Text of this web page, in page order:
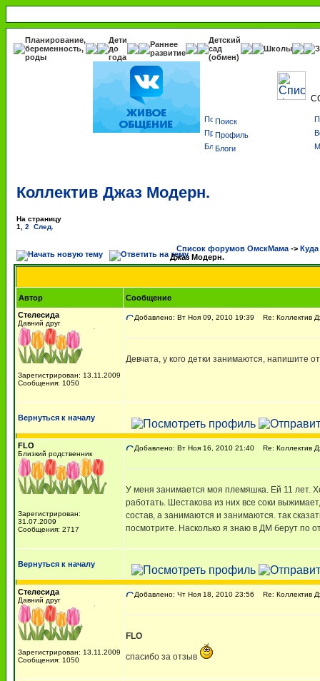
Планирование,
беременность,
роды
Дети
до
года
Раннее
развитие
Детский
сад
(обмен)
Школы
Поиск
Профиль
Блоги
Коллектив Джаз Модерн.
На страницу
1
2 След.
Список форумов ОмскМама -> Куда
Джаз Модерн.
Автор
Сообщение
Стелесида
Давний друг
Зарегистрирован: 13.11.2009
Сообщения: 1050
Добавлено: Вт Ноя 09, 2010 19:39 Re: Коллектив
Девчата, у кого детки занимаются, напишите
Вернуться к началу
FLO
Близкий родственник
Зарегистрирован:
31.07.2009
Сообщения: 2717
Добавлено: Вт Ноя 16, 2010 21:40 Re: Коллектив
У меня занимается моя племяшка. Ей 11 лет.
работать. Шестакова из них все соки
состав, а занимаются и занимаются. так
посмотрите. Насколько я знаю в ДМ берут по
Вернуться к началу
Стелесида
Давний друг
Зарегистрирован: 13.11.2009
Сообщения: 1050
Добавлено: Чт Ноя 18, 2010 23:56 Re: Коллектив
FLO
спасибо за отзыв